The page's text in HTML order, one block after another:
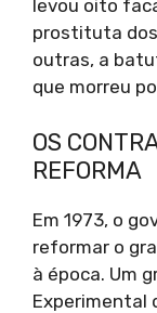
levou oito
prostituta
outras, a
que morreu
OS
REFORMA
Em 1973, o
reformar o
à época. Um
Experimental